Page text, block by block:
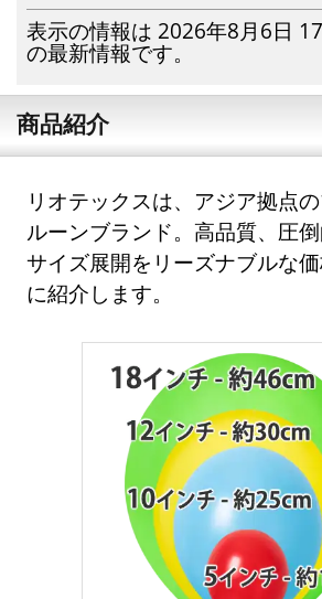
表示の情報は 2026年8月6日
の最新情報です。
商品紹介
リオテックスは、アジア拠点
ルーンブランド。高品質、圧
サイズ展開をリーズナブルな
に紹介します。